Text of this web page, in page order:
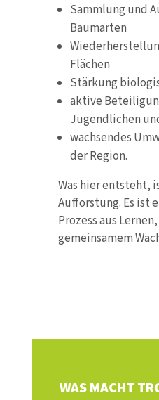
Sammlung und
Baumarten
Flächen
Stärkung
aktive
Jugendlichen
wachsendes
der Region.
Was hier entsteht,
Aufforstung. Es ist
Prozess aus
gemeinsamem
WAS MACHT